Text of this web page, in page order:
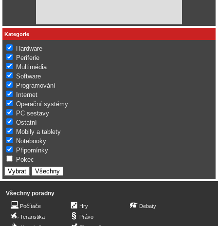
Kategorie
Hardware
Periferie
Multimédia
Software
Programování
Internet
Operační systémy
PC sestavy
Ostatní
Mobily a tablety
Notebooky
Připomínky
Pokec
Všechny poradny
Počítače
Teraristika
Hry
Právo
Debaty